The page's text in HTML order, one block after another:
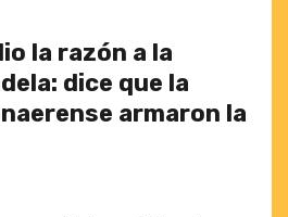
la razón a la
dice que la
armaron la